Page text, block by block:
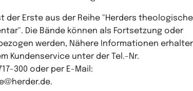
der Erste aus der Reihe "Herders
Die Bände können als Fortsetzung oder
werden, Nähere Informationen
Kundenservice unter der Tel.-Nr.
300 oder per E-Mail: